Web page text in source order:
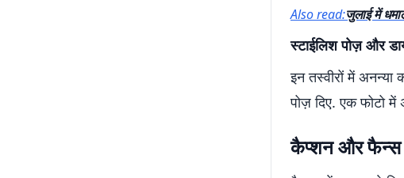
Also read:जुलाई में
स्टाईलिश पोज़ और
इन तस्वीरों में अनन्या
पोज़ दिए. एक फोटो में
कैप्शन और फैन्स